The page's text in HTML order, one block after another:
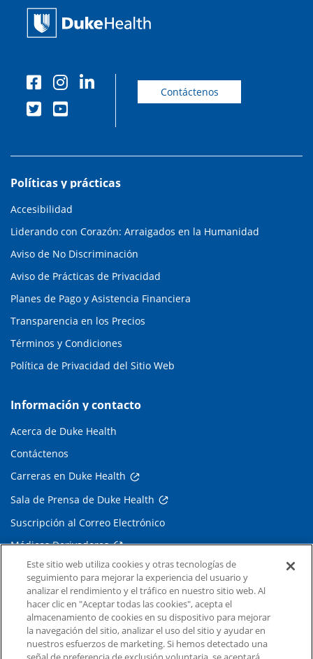
Contáctenos
Políticas y prácticas
Accesibilidad
Liderando con Corazón: Arraigados en la Humanidad
Aviso de No Discriminación
Aviso de Prácticas de Privacidad
Planes de Pago y Asistencia Financiera
Transparencia en los Precios
Términos y Condiciones
Política de Privacidad del Sitio Web
Información y contacto
Acerca de Duke Health
Contáctenos
Carreras en Duke Health
Sala de Prensa de Duke Health
Suscripción al Correo Electrónico
Médicos Derivadores
Enlaces relacionados
Duke Cancer Institute
Duke Children's
Este sitio web utiliza cookies y otras tecnologías de
seguimiento para mejorar la experiencia del usuario y
analizar el rendimiento y el tráfico en nuestro sitio web. Al
hacer clic en "Aceptar todas las cookies", acepta el
almacenamiento de cookies en su dispositivo para mejorar
la navegación del sitio, analizar el uso del sitio y ayudar en
nuestros esfuerzos de marketing. Si hemos detectado una